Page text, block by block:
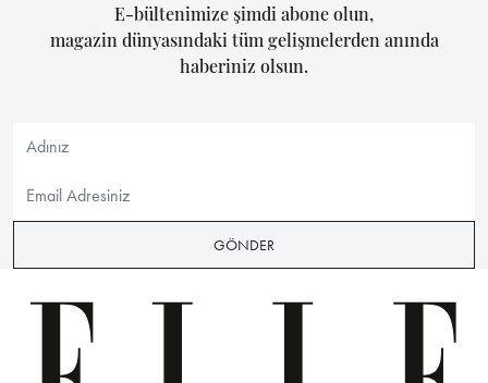
E-bültenimize şimdi abone olun,
magazin dünyasındaki tüm gelişmelerden anında
haberiniz olsun.
GÖNDER